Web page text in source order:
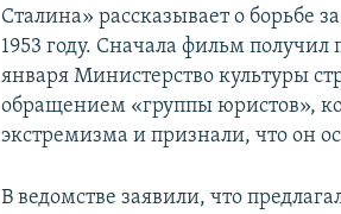
Сталина» рассказывает о борьбе
1953 году. Сначала фильм получил
января Министерство культуры
обращением «группы юристов»,
экстремизма и признали, что он
В ведомстве заявили, что